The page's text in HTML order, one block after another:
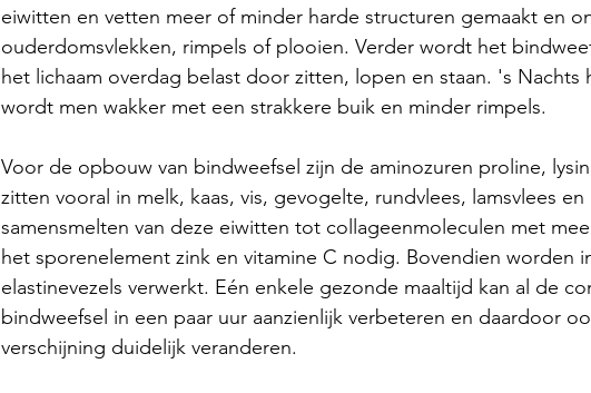
eiwitten en vetten meer of minder harde structuren gemaakt en
ouderdomsvlekken, rimpels of plooien. Verder wordt het
het lichaam overdag belast door zitten, lopen en staan. 's Nachts
wordt men wakker met een strakkere buik en minder rimpels.
Voor de opbouw van bindweefsel zijn de aminozuren proline,
zitten vooral in melk, kaas, vis, gevogelte, rundvlees, lamsvlees
samensmelten van deze eiwitten tot collageenmoleculen met
het sporenelement zink en vitamine C nodig. Bovendien worden
elastinevezels verwerkt. Eén enkele gezonde maaltijd kan al de
bindweefsel in een paar uur aanzienlijk verbeteren en daardoor
verschijning duidelijk veranderen.